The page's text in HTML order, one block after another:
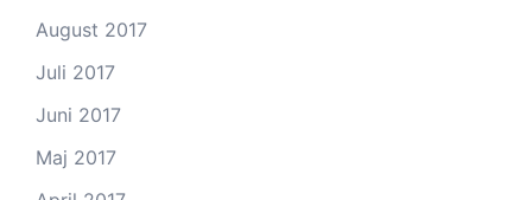
August 2017
Juli 2017
Juni 2017
Maj 2017